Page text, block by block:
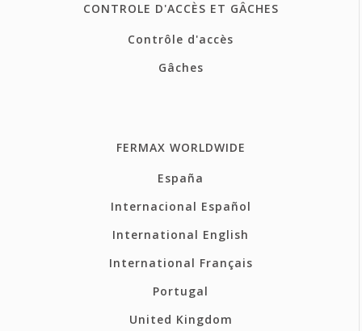
CONTROLE D'ACCÈS ET GÂCHES
Contrôle d'accès
Gâches
FERMAX WORLDWIDE
España
Internacional Español
International English
International Français
Portugal
United Kingdom